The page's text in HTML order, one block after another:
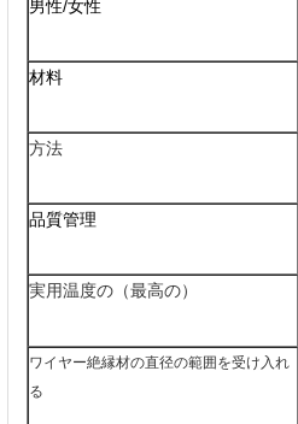
男性/女性
材料
方法
品質管理
実用温度の（最高の）
ワイヤー絶縁材の直径の範囲を受け入れ
る